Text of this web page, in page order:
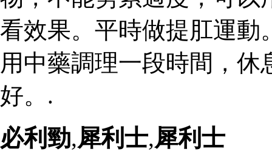
看效果。平時做提肛運動
用中藥調理一段時間，
好。.
必利勁,犀利士,犀利士